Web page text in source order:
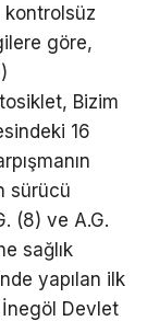
kontrolsüz
göre,
Bizim
16
sürücü
(8) ve A.G.
sağlık
yapılan ilk
Devlet